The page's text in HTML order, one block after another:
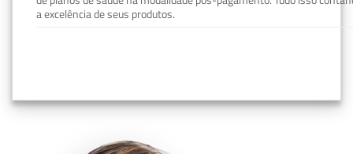
a excelência de seus produtos.